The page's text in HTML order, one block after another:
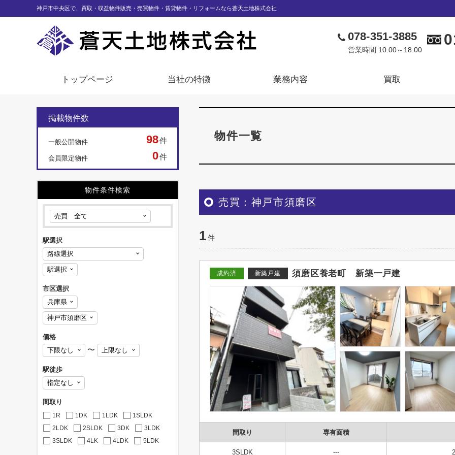
神戸市中央区で、買取・収益物件販売・売買物件・賃貸物件・リフォームなら蒼天土地株式会社
078-351-3885
営業時間 10:00～18:00
トップページ 当社の特徴 業務内容 買取
物件一覧
売買：神戸市須磨区
1件
成約済 新築戸建 須磨区養老町 新築一戸建
間取り 専有面積
3SLDK ---
掲載物件数
一般公開物件 98件
会員限定物件 0件
物件条件検索
駅選択
市区選択
価格
〜
駅徒歩
間取り
1R 1DK 1LDK
1SLDK
2LDK
2SLDK 3DK
3LDK
3SLDK
4LK 4LDK 5LDK